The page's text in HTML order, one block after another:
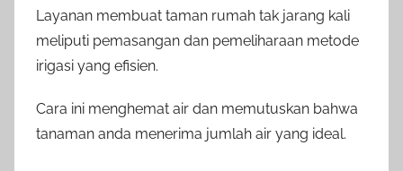
Layanan membuat taman rumah tak jarang kali
meliputi pemasangan dan pemeliharaan metode
irigasi yang efisien.
Cara ini menghemat air dan memutuskan bahwa
tanaman anda menerima jumlah air yang ideal.